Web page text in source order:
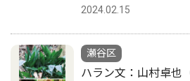
2024.02.15
瀬谷区
ハラン文：山村卓也